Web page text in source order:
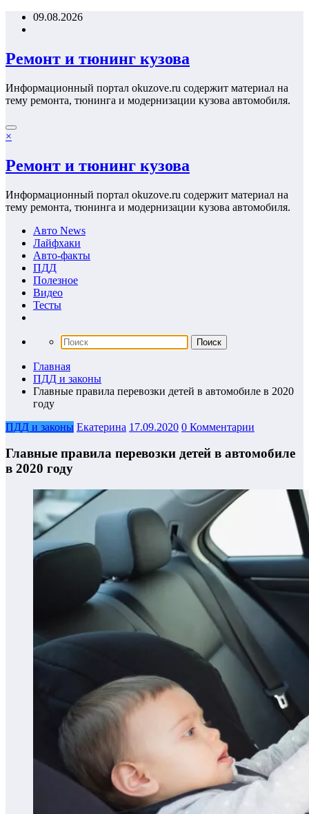
Перейти09.08.2026
Ремонт и тюнинг кузова
Информационный портал okuzove.ru содержит материал на
тему ремонта, тюнинга и модернизации кузова автомобиля.
×
Ремонт и тюнинг кузова
Информационный портал okuzove.ru содержит материал на
тему ремонта, тюнинга и модернизации кузова автомобиля.
Авто News
Лайфхаки
Авто-факты
ПДД
Полезное
Видео
Тесты
Главная
ПДД и законы
Главные правила перевозки детей в автомобиле в 2020
году
ПДД и законы Екатерина 17.09.2020 0 Комментарии
Главные правила перевозки детей в автомобиле
в 2020 году